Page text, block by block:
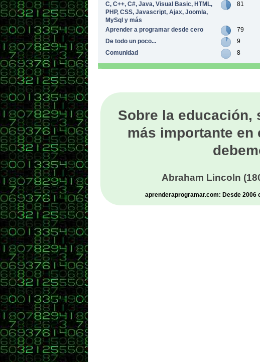
C, C++, C#, Java, Visual Basic, HTML,
PHP, CSS, Javascript, Ajax, Joomla,
MySql y más
81
Aprender a programar desde cero
79
De todo un poco...
9
Comunidad
8
Sobre la educación,
más importante en
Abraham Lincoln
aprenderaprogramar.com: Desde